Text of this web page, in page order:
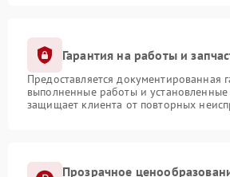
Гарантия на работы и
Предоставляется документированная
выполненные работы и установленные
защищает клиента от повторных
Прозрачное